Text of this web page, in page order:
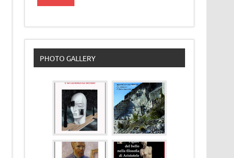
PHOTO GALLERY